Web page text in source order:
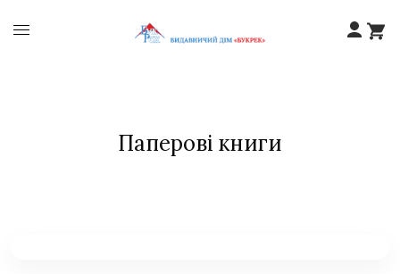
Паперові книги